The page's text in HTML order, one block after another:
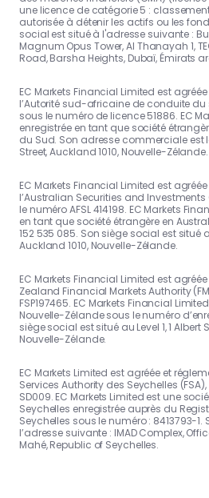
une licence de catégorie 5 :
autorisée à détenir les actifs ou les
social est situé à l'adresse suivante :
Magnum Opus Tower, Al Thanayah 1,
Road, Barsha Heights, Dubaï, Émirats
EC Markets Financial Limited est
l’Autorité sud-africaine de conduite du
sous le numéro de licence 51886. EC
enregistrée en tant que société
du Sud. Son adresse commerciale est
Street, Auckland 1010, Nouvelle-Zélande.
EC Markets Financial Limited est
l’Australian Securities and
le numéro AFSL 414198. EC Markets
en tant que société étrangère en
152 535 085. Son siège social est situé
Auckland 1010, Nouvelle-Zélande.
EC Markets Financial Limited est
Zealand Financial Markets Authority
FSP197465. EC Markets Financial
Nouvelle-Zélande sous le numéro
siège social est situé au Level 1, 1 Albert
Nouvelle-Zélande.
EC Markets Limited est agréée et
Services Authority des Seychelles
SD009. EC Markets Limited est une
Seychelles enregistrée auprès du
Seychelles sous le numéro : 8413793-
l’adresse suivante : IMAD Complex,
Mahé, Republic of Seychelles.